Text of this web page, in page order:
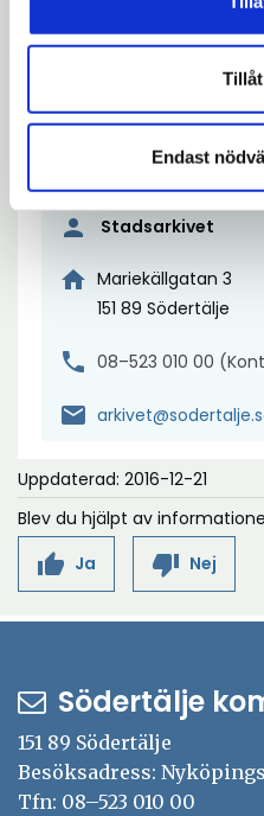
Endast
Kontaktuppgifter
person Stadsarkivet
home Mariekällgatan 3
151 89 Södertälje
phone 08–523 010 00
mail
Uppdaterad: 2016-12-21
Blev du hjälpt av
thumb_up Ja thumb_down Nej
Södertälje
151 89 Södertälje
Besöksadress:
Tfn: 08–523 010 00